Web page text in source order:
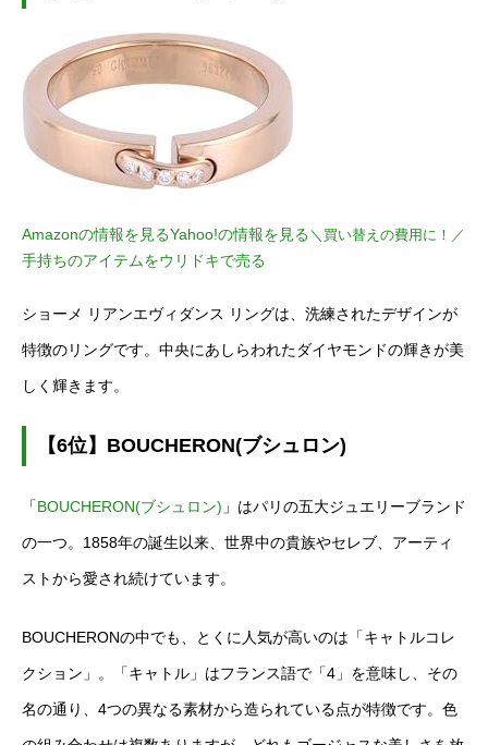
Amazonの情報を見るYahoo!の情報を見る ＼買い替えの費用に！／
手持ちのアイテムをウリドキで売る
ショーメ リアンエヴィダンス リングは、洗練されたデザインが
特徴のリングです。中央にあしらわれたダイヤモンドの輝きが美
しく輝きます。
【6位】BOUCHERON(ブシュロン)
「BOUCHERON(ブシュロン) 」はパリの五大ジュエリーブランド
の一つ。1858年の誕生以来、世界中の貴族やセレブ、アーティ
ストから愛され続けています。
BOUCHERONの中でも、とくに人気が高いのは「キャトルコレ
クション」。「キャトル」はフランス語で「4」を意味し、その
名の通り、4つの異なる素材から造られている点が特徴です。色